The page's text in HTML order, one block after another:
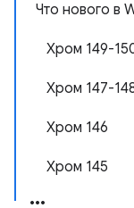
Что нового в
Хром 149-
Хром 147-
Хром 146
Хром 145